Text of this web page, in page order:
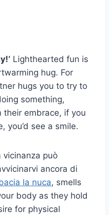
Lighthearted fun is
hug. For
hugs you to try to
something,
their embrace, if you
you’d see a smile.
vicinanza può
ancora di
la nuca, smells
body as they hold
for physical